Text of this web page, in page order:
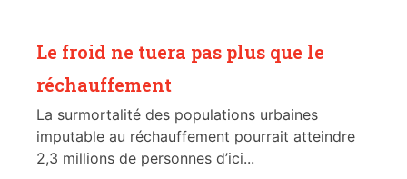
Le froid ne tuera pas plus que le
réchauffement
La surmortalité des populations urbaines
imputable au réchauffement pourrait atteindre
2,3 millions de personnes d’ici...